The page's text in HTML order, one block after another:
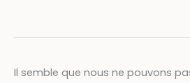
Il semble que nous ne pouvons